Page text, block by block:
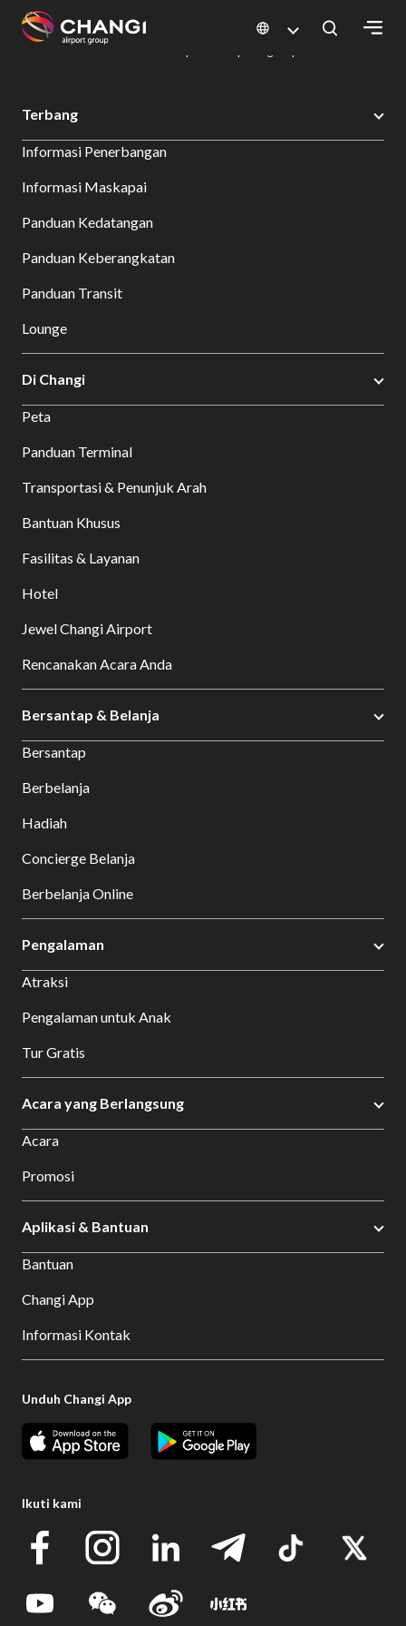
All
Sites:
Select:
Changi Airport
Bersantap dan Belanja
Terbang
Informasi Penerbangan
Informasi Maskapai
Panduan Kedatangan
Panduan Keberangkatan
Panduan Transit
Lounge
Di Changi
Peta
Panduan Terminal
Transportasi & Penunjuk Arah
Bantuan Khusus
Fasilitas & Layanan
Hotel
Jewel Changi Airport
Rencanakan Acara Anda
Bersantap & Belanja
Bersantap
Berbelanja
Hadiah
Concierge Belanja
Berbelanja Online
Pengalaman
Atraksi
Pengalaman untuk Anak
Tur Gratis
Acara yang Berlangsung
Acara
Promosi
Aplikasi & Bantuan
Bantuan
Changi App
Informasi Kontak
Unduh Changi App
Ikuti kami